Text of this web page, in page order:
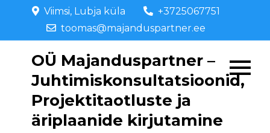
content
Viimsi, Lubja küla
+3725067751
toomas@majanduspartner.ee
OÜ Majanduspartner –
Juhtimiskonsultatsioonid,
Projektitaotluste ja
äriplaanide kirjutamine